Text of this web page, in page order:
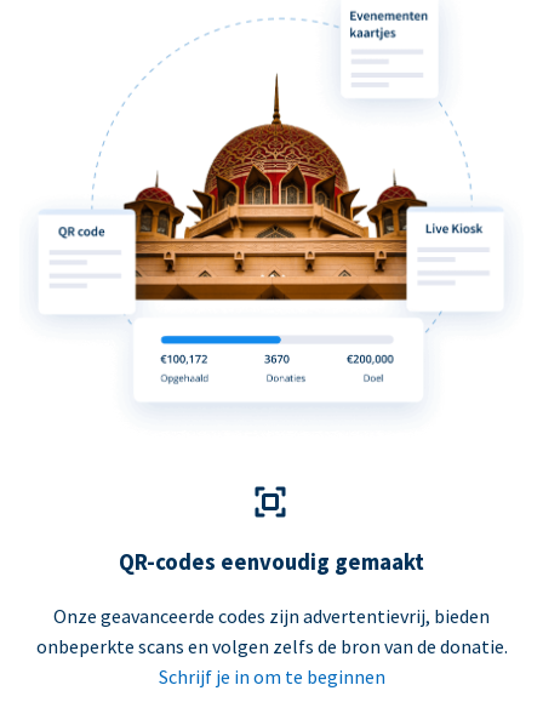
QR-codes eenvoudig gemaakt
Onze geavanceerde codes zijn advertentievrij, bieden
onbeperkte scans en volgen zelfs de bron van de donatie.
Schrijf je in om te beginnen